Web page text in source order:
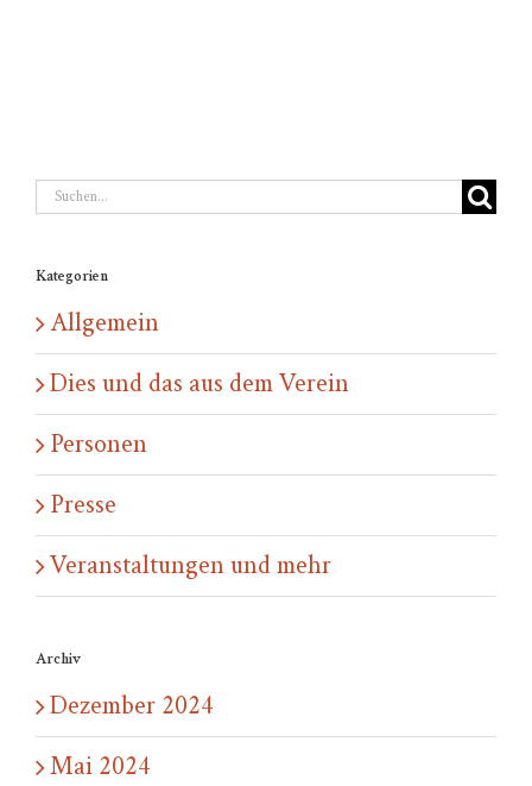
Suche
Kategorien
Allgemein
Dies und das aus dem Verein
Personen
Presse
Veranstaltungen und mehr
Archiv
Dezember 2024
Mai 2024